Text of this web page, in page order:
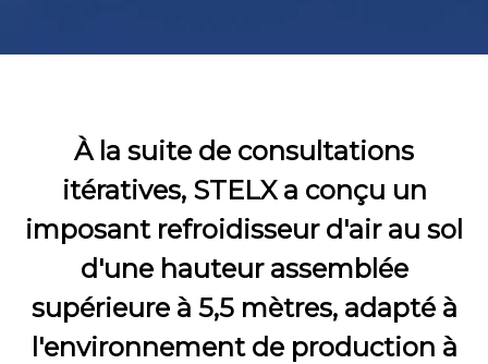
À la suite de consultations
itératives, STELX a conçu un
imposant refroidisseur d'air au sol
d'une hauteur assemblée
supérieure à 5,5 mètres, adapté à
l'environnement de production à